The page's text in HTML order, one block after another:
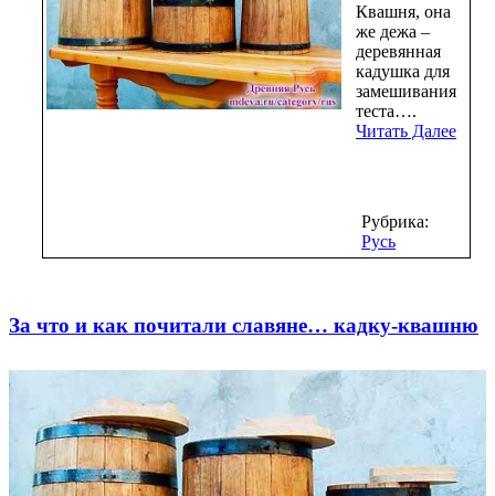
Квашня, она
же дежа –
деревянная
кадушка для
замешивания
теста….
Читать Далее
Рубрика:
Русь
За что и как почитали славяне… кадку-квашню